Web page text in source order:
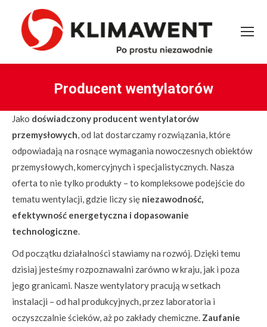
Producent wentylatorów
Jako doświadczony producent wentylatorów
przemysłowych , od lat dostarczamy rozwiązania, które
odpowiadają na rosnące wymagania nowoczesnych obiektów
przemysłowych, komercyjnych i specjalistycznych. Nasza
oferta to nie tylko produkty – to kompleksowe podejście do
tematu wentylacji, gdzie liczy się niezawodność,
efektywność energetyczna i dopasowanie
technologiczne
Od początku działalności stawiamy na rozwój. Dzięki temu
dzisiaj jesteśmy rozpoznawalni zarówno w kraju, jak i poza
jego granicami. Nasze wentylatory pracują w setkach
instalacji – od hal produkcyjnych, przez laboratoria i
oczyszczalnie ścieków, aż po zakłady chemiczne. Zaufanie